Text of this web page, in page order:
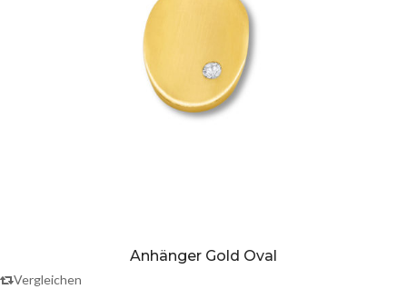
Anhänger Gold Oval
Vergleichen